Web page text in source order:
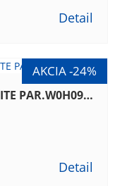
Detail
JOMA BEŽECKÉ 3/4 NOHAVICE ELITE PAR.W0H09.10
Detail